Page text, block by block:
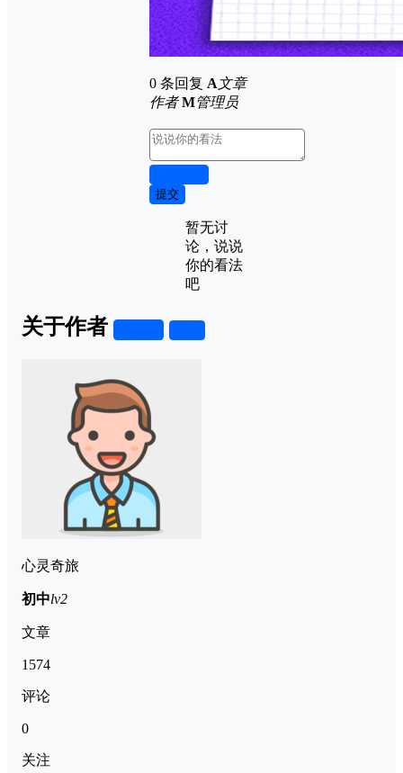
0 条回复 A文章
作者 M管理员
提交
暂无讨
论，说说
你的看法
吧
关于作者
心灵奇旅
初中lv2
文章
1574
评论
0
关注